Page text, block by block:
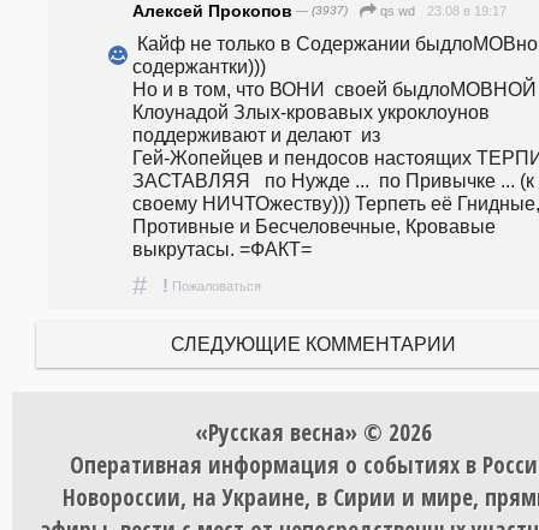
Алексей Прокопов — (3937) qs wd 23.08 в 19:17
содержантки)))
Но и в том, что ВОНИ  своей быдлоМОВНОЙ
Клоунадой Злых-кровавых укроклоунов
поддерживают и делают  из
Гей-Жопейцев и пендосов настоящих
ЗАСТАВЛЯЯ   по Нужде ...  по Привычке ... (к
своему НИЧТОжеству))) Терпеть её Гнидные,
Противные и Бесчеловечные, Кровавые
выкрутасы. =ФАКТ=
# ! Пожаловаться
СЛЕДУЮЩИЕ КОММЕНТАРИИ
«Русская весна» © 2026
Оперативная информация о событиях в
Новороссии, на Украине, в Сирии и мире,